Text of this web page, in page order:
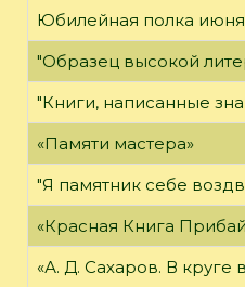
Юбилейная полка июня
"Образец высокой
"Книги, написанные
«Памяти мастера»
"Я памятник себе
«Красная Книга
«А. Д. Сахаров. В круге